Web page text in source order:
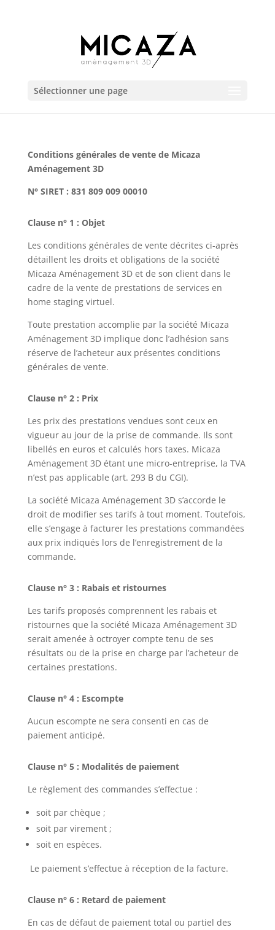
Sélectionner une page
Conditions générales de vente de Micaza
Aménagement 3D
N° SIRET : 831 809 009 00010
Clause n° 1 : Objet
Les conditions générales de vente décrites ci-après
détaillent les droits et obligations de la société
Micaza Aménagement 3D et de son client dans le
cadre de la vente de prestations de services en
home staging virtuel.
Toute prestation accomplie par la société Micaza
Aménagement 3D implique donc l’adhésion sans
réserve de l’acheteur aux présentes conditions
générales de vente.
Clause n° 2 : Prix
Les prix des prestations vendues sont ceux en
vigueur au jour de la prise de commande. Ils sont
libellés en euros et calculés hors taxes. Micaza
Aménagement 3D étant une micro-entreprise, la TVA
n’est pas applicable (art. 293 B du CGI).
La société Micaza Aménagement 3D s’accorde le
droit de modifier ses tarifs à tout moment. Toutefois,
elle s’engage à facturer les prestations commandées
aux prix indiqués lors de l’enregistrement de la
commande.
Clause n° 3 : Rabais et ristournes
Les tarifs proposés comprennent les rabais et
ristournes que la société Micaza Aménagement 3D
serait amenée à octroyer compte tenu de ses
résultats ou de la prise en charge par l’acheteur de
certaines prestations.
Clause n° 4 : Escompte
Aucun escompte ne sera consenti en cas de
paiement anticipé.
Clause n° 5 : Modalités de paiement
Le règlement des commandes s’effectue :
soit par chèque ;
soit par virement ;
soit en espèces.
Le paiement s’effectue à réception de la facture.
Clause n° 6 : Retard de paiement
En cas de défaut de paiement total ou partiel des